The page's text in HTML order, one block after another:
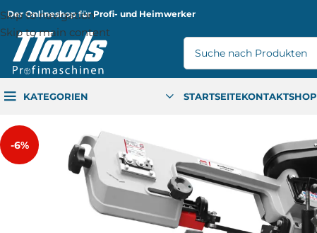
Skip to navigation
Skip to main content
Der Onlineshop für Profi- und Heimwerker
KATEGORIEN STARTSEITEKONTAKTSHOP
-6%